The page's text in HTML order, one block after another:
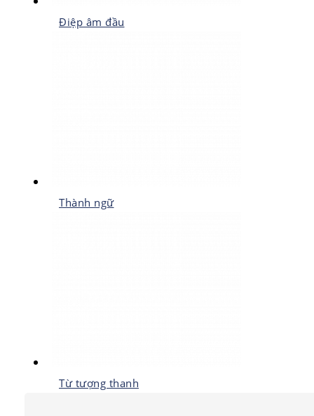
Điệp âm đầu
Thành ngữ
Từ tượng thanh